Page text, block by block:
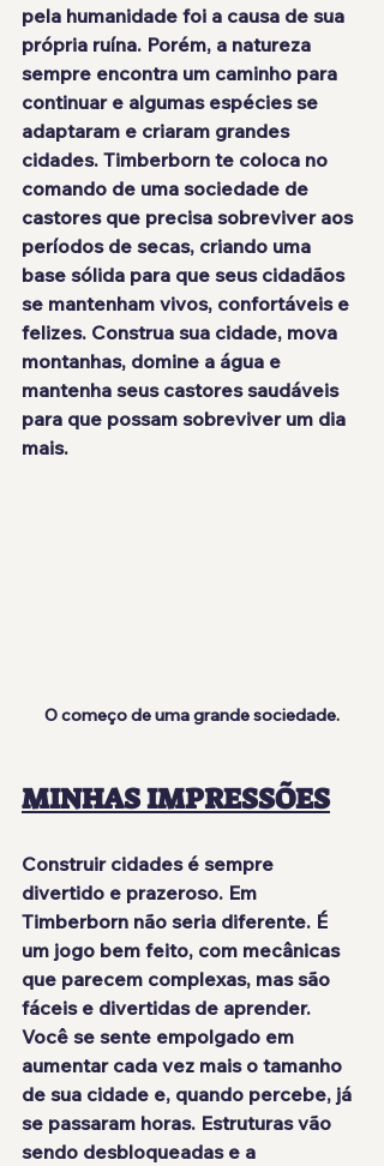
pela humanidade foi a causa de sua
própria ruína. Porém, a natureza
sempre encontra um caminho para
continuar e algumas espécies se
adaptaram e criaram grandes
cidades. Timberborn te coloca no
comando de uma sociedade de
castores que precisa sobreviver aos
períodos de secas, criando uma
base sólida para que seus cidadãos
se mantenham vivos, confortáveis e
felizes. Construa sua cidade, mova
montanhas, domine a água e
mantenha seus castores saudáveis
para que possam sobreviver um dia
mais.
O começo de uma grande sociedade.
MINHAS IMPRESSÕES
Construir cidades é sempre
divertido e prazeroso. Em
Timberborn não seria diferente. É
um jogo bem feito, com mecânicas
que parecem complexas, mas são
fáceis e divertidas de aprender.
Você se sente empolgado em
aumentar cada vez mais o tamanho
de sua cidade e, quando percebe, já
se passaram horas. Estruturas vão
sendo desbloqueadas e a